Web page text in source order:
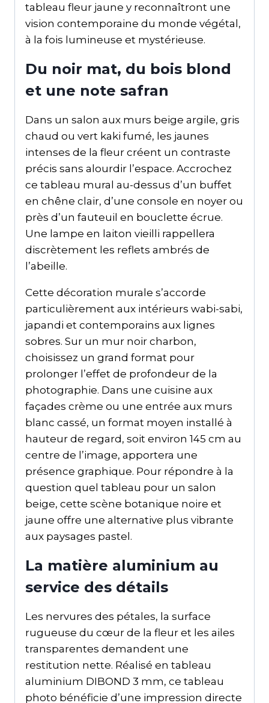
tableau fleur jaune y reconnaîtront une
vision contemporaine du monde végétal,
à la fois lumineuse et mystérieuse.
Du noir mat, du bois blond
et une note safran
Dans un salon aux murs beige argile, gris
chaud ou vert kaki fumé, les jaunes
intenses de la fleur créent un contraste
précis sans alourdir l’espace. Accrochez
ce tableau mural au-dessus d’un buffet
en chêne clair, d’une console en noyer ou
près d’un fauteuil en bouclette écrue.
Une lampe en laiton vieilli rappellera
discrètement les reflets ambrés de
l’abeille.
Cette décoration murale s’accorde
particulièrement aux intérieurs wabi-sabi,
japandi et contemporains aux lignes
sobres. Sur un mur noir charbon,
choisissez un grand format pour
prolonger l’effet de profondeur de la
photographie. Dans une cuisine aux
façades crème ou une entrée aux murs
blanc cassé, un format moyen installé à
hauteur de regard, soit environ 145 cm au
centre de l’image, apportera une
présence graphique. Pour répondre à la
question quel tableau pour un salon
beige, cette scène botanique noire et
jaune offre une alternative plus vibrante
aux paysages pastel.
La matière aluminium au
service des détails
Les nervures des pétales, la surface
rugueuse du cœur de la fleur et les ailes
transparentes demandent une
restitution nette. Réalisé en tableau
aluminium DIBOND 3 mm, ce tableau
photo bénéficie d’une impression directe